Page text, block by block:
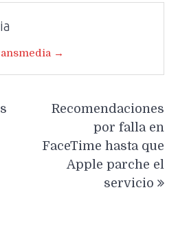
→
Recomendaciones
por falla en
FaceTime hasta que
Apple parche el
servicio